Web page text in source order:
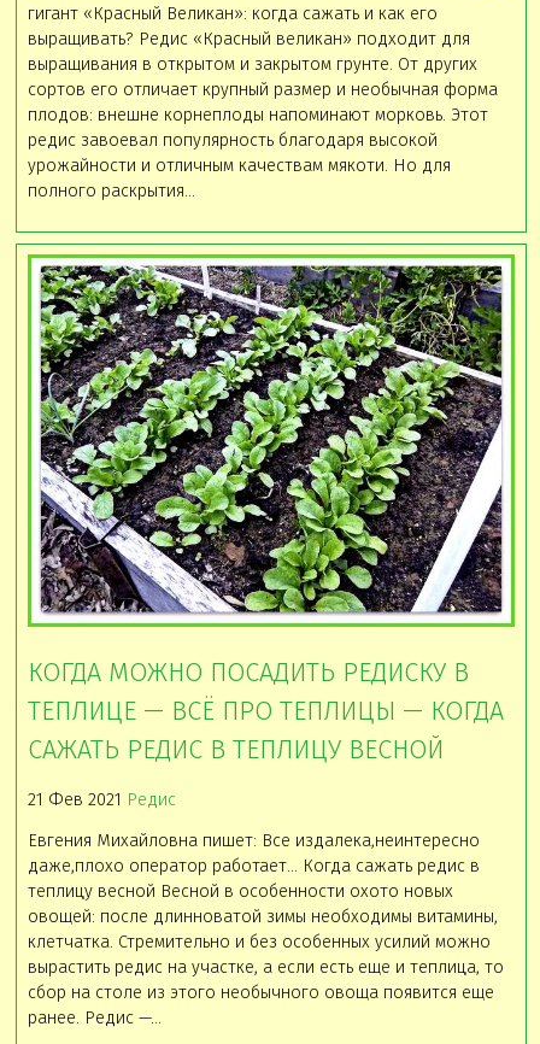
гигант «Красный Великан»: когда сажать и как его
выращивать? Редис «Красный великан» подходит для
выращивания в открытом и закрытом грунте. От других
сортов его отличает крупный размер и необычная форма
плодов: внешне корнеплоды напоминают морковь. Этот
редис завоевал популярность благодаря высокой
урожайности и отличным качествам мякоти. Но для
полного раскрытия…
КОГДА МОЖНО ПОСАДИТЬ РЕДИСКУ В
ТЕПЛИЦЕ — ВСЁ ПРО ТЕПЛИЦЫ — КОГДА
САЖАТЬ РЕДИС В ТЕПЛИЦУ ВЕСНОЙ
21 Фев 2021 Редис
Евгения Михайловна пишет: Все издалека,неинтересно
даже,плохо оператор работает… Когда сажать редис в
теплицу весной Весной в особенности охото новых
овощей: после длинноватой зимы необходимы витамины,
клетчатка. Стремительно и без особенных усилий можно
вырастить редис на участке, а если есть еще и теплица, то
сбор на столе из этого необычного овоща появится еще
ранее. Редис —…